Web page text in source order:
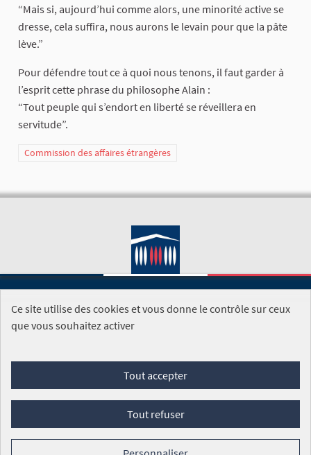
“Mais si, aujourd’hui comme alors, une minorité active se
dresse, cela suffira, nous aurons le levain pour que la pâte
lève.”
Pour défendre tout ce à quoi nous tenons, il faut garder à
l’esprit cette phrase du philosophe Alain :
“Tout peuple qui s’endort en liberté se réveillera en
servitude”.
Commission des affaires étrangères
SITE DE L'ASSEMBLÉE NATIONALE
Foire aux questions
Conditions générales d'utilisation (CGU)
Mentions légales
Cookies
Ce site utilise des cookies et vous donne le contrôle sur ceux
que vous souhaitez activer
Tout accepter
Tout refuser